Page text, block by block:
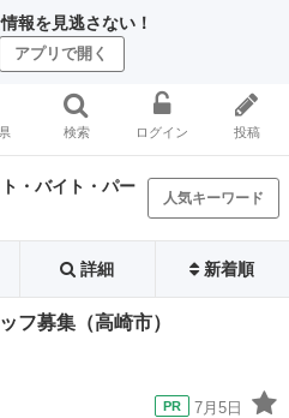
報を見逃さない！
アプリで開く
検索 ログイン 投稿
・バイト・パー
人気キーワード
詳細 新着順
フ募集（高崎市）
7月5日